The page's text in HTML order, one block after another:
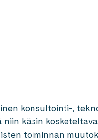
konsultointi-,
niin käsin
toiminnan